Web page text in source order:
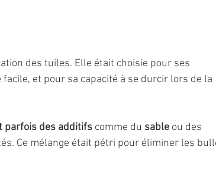
des tuiles. Elle était choisie pour ses
et pour sa capacité à se durcir lors de la
parfois des additifs comme du sable ou des
Ce mélange était pétri pour éliminer les